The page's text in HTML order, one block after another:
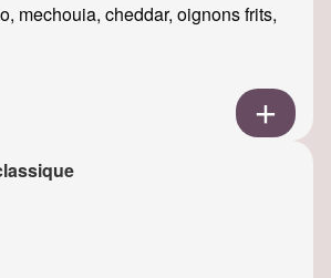
mechouia, cheddar, oignons frits,